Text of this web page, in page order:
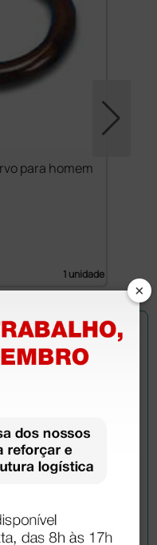
para homem
1 unidade
produto.
×